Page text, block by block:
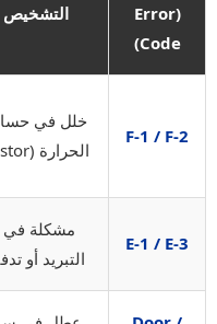
(Error
Code)
التشخيص
F-1 / F-2
خلل في
الحرارة (Thermistor)
E-1 / E-3
مشكلة في
التبريد أو